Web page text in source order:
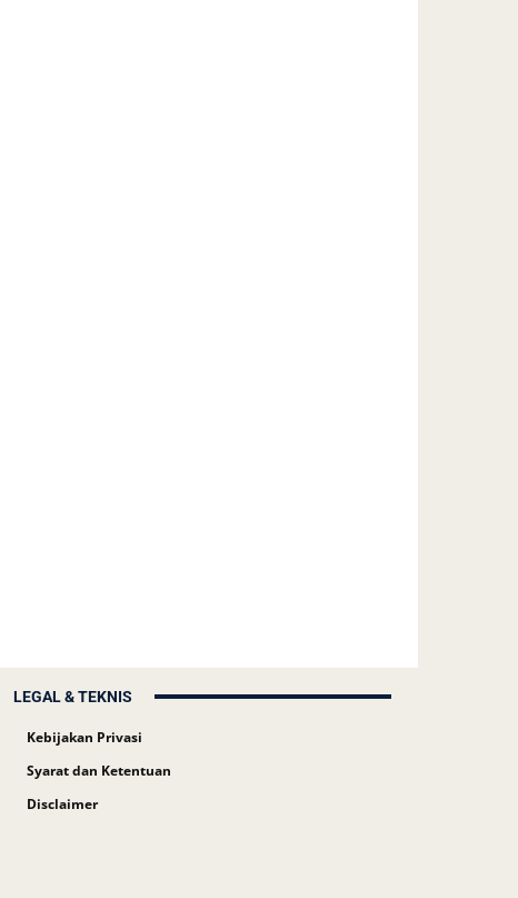
LEGAL & TEKNIS
Kebijakan Privasi
Syarat dan Ketentuan
Disclaimer